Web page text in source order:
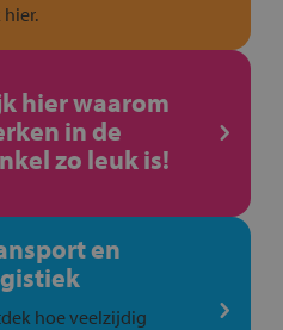
hier.
hier waarom
in de
zo leuk is!
en
hoe veelzijdig